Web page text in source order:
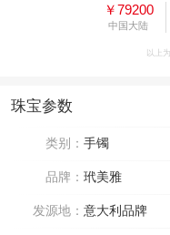
￥79200
中国大陆
以上
珠宝参数
类别： 手镯
品牌： 玳美雅
发源地： 意大利品牌